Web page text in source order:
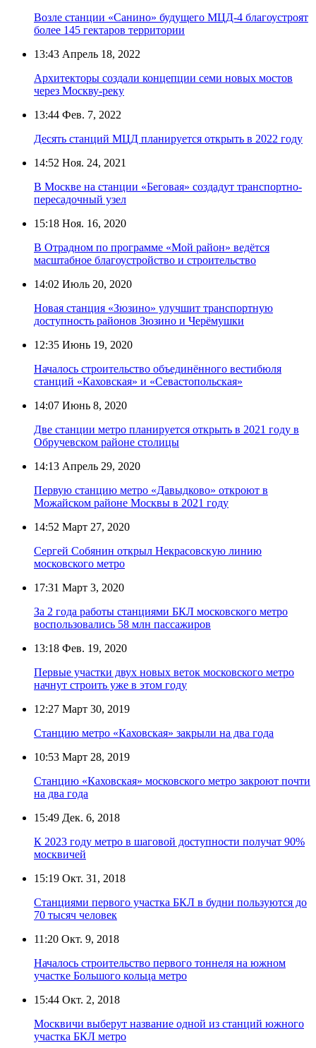
Возле станции «Санино» будущего МЦД-4 благоустроят
более 145 гектаров территории
13:43 Апрель 18, 2022
Архитекторы создали концепции семи новых мостов
через Москву-реку
13:44 Фев. 7, 2022
Десять станций МЦД планируется открыть в 2022 году
14:52 Ноя. 24, 2021
В Москве на станции «Беговая» создадут транспортно-
пересадочный узел
15:18 Ноя. 16, 2020
В Отрадном по программе «Мой район» ведётся
масштабное благоустройство и строительство
14:02 Июль 20, 2020
Новая станция «Зюзино» улучшит транспортную
доступность районов Зюзино и Черёмушки
12:35 Июнь 19, 2020
Началось строительство объединённого вестибюля
станций «Каховская» и «Севастопольская»
14:07 Июнь 8, 2020
Две станции метро планируется открыть в 2021 году в
Обручевском районе столицы
14:13 Апрель 29, 2020
Первую станцию метро «Давыдково» откроют в
Можайском районе Москвы в 2021 году
14:52 Март 27, 2020
Сергей Собянин открыл Некрасовскую линию
московского метро
17:31 Март 3, 2020
За 2 года работы станциями БКЛ московского метро
воспользовались 58 млн пассажиров
13:18 Фев. 19, 2020
Первые участки двух новых веток московского метро
начнут строить уже в этом году
12:27 Март 30, 2019
Станцию метро «Каховская» закрыли на два года
10:53 Март 28, 2019
Станцию «Каховская» московского метро закроют почти
на два года
15:49 Дек. 6, 2018
К 2023 году метро в шаговой доступности получат 90%
москвичей
15:19 Окт. 31, 2018
Станциями первого участка БКЛ в будни пользуются до
70 тысяч человек
11:20 Окт. 9, 2018
Началось строительство первого тоннеля на южном
участке Большого кольца метро
15:44 Окт. 2, 2018
Москвичи выберут название одной из станций южного
участка БКЛ метро